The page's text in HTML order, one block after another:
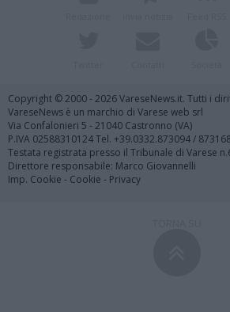
Copyright © 2000 - 2026 VareseNews.it. Tutti i
VareseNews è un marchio di Varese web srl
Via Confalonieri 5 - 21040 Castronno (VA)
P.IVA 02588310124 Tel. +39.0332.873094 /
Testata registrata presso il Tribunale di Varese
Direttore responsabile: Marco Giovannelli
Imp. Cookie - Cookie - Privacy